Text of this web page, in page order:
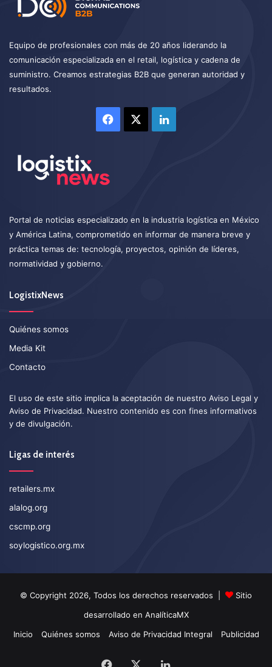
Equipo de profesionales con más de 20 años liderando la
comunicación especializada en el retail, logística y cadena de
suministro. Creamos estrategias B2B que generan autoridad y
resultados.
Facebook LinkedIn
Portal de noticias especializado en la industria logística en México
y América Latina, comprometido en informar de manera breve y
práctica temas de: tecnología, proyectos, opinión de líderes,
normatividad y gobierno.
LogistixNews
Quiénes somos
Media Kit
Contacto
El uso de este sitio implica la aceptación de nuestro Aviso Legal y
Aviso de Privacidad. Nuestro contenido es con fines informativos
y de divulgación.
Ligas de interés
retailers.mx
alalog.org
cscmp.org
soylogistico.org.mx
© Copyright 2026, Todos los derechos reservados |
Sitio
desarrollado en AnalíticaMX
Inicio
Quiénes somos Aviso de Privacidad Integral Publicidad